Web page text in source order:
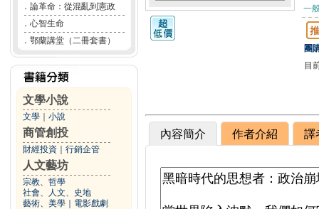
． 論革命：從混亂到憲政
． 心智生命
． 鄂蘭講堂（二冊套書）
文學小說
文學 小說
商管創投
財經投資 行銷企管
人文藝坊
宗教、哲學
社會、人文、史地
藝術、美學
電影戲劇
一
團
目
內容簡介 作者介紹 譯